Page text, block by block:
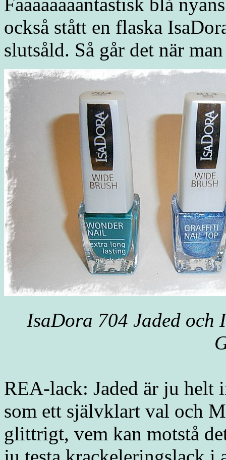
Faaaaaaaantastisk blå
också stått en flaska
slutsåld. Så går det när
IsaDora 704 Jaded
REA-lack: Jaded är ju helt
som ett självklart val och
glittrigt, vem kan motstå